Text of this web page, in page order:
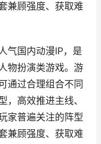
兼顾强度、获取难
气国内动漫IP，是
物扮演类游戏。游
通过合理组合不同
，高效推进主线、
家普遍关注的阵型
兼顾强度、获取难